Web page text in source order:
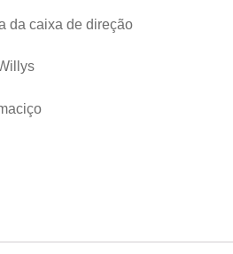
da caixa de direção